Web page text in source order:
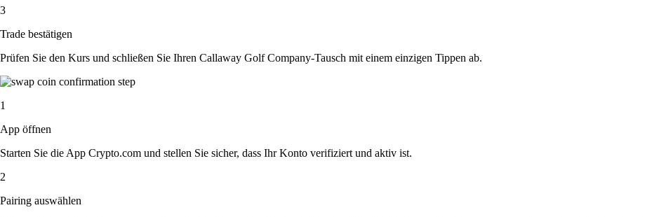
3
Trade bestätigen
Prüfen Sie den Kurs und schließen Sie Ihren Callaway Golf Company-Tausch mit einem einzigen Tippen ab.
1
App öffnen
Starten Sie die App Crypto.com und stellen Sie sicher, dass Ihr Konto verifiziert und aktiv ist.
2
Pairing auswählen